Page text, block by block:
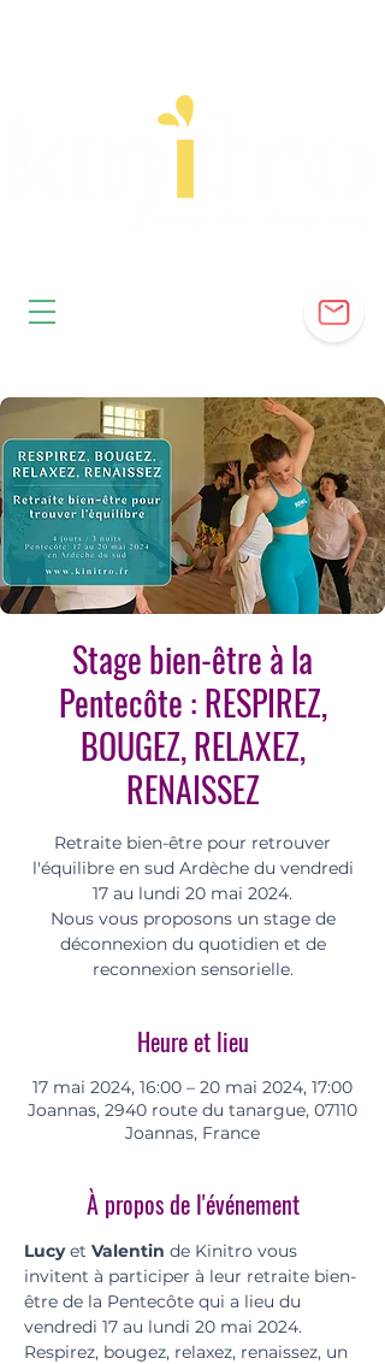
Stage bien-être à la
Pentecôte : RESPIREZ,
BOUGEZ, RELAXEZ,
RENAISSEZ
Retraite bien-être pour retrouver
l'équilibre en sud Ardèche du vendredi
17 au lundi 20 mai 2024.
Nous vous proposons un stage de
déconnexion du quotidien et de
reconnexion sensorielle.
Heure et lieu
17 mai 2024, 16:00 – 20 mai 2024, 17:00
Joannas, 2940 route du tanargue, 07110
Joannas, France
À propos de l'événement
Lucy et Valentin de Kinitro vous
invitent à participer à leur retraite bien-
être de la Pentecôte qui a lieu du
vendredi 17 au lundi 20 mai 2024.
Respirez, bougez, relaxez, renaissez, un